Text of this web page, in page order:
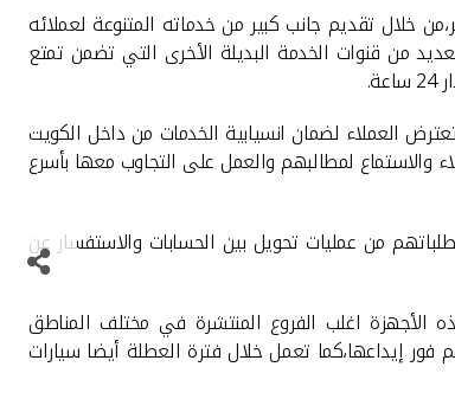
خلال تقديم جانب كبير من خدماته المتنوعة لعملائه
إلى العديد من قنوات الخدمة البديلة الأخرى التي تضمن تمتع
العملاء لضمان انسيابية الخدمات من داخل الكويت
والاستماع لمطالبهم والعمل على التجاوب معها بأسرع
العملاء ومتطلباتهم من عمليات تحويل بين الحسابات والاستفسار عن
اغلب الفروع المنتشرة في مختلف المناطق
فور إيداعها،كما تعمل خلال فترة العطلة أيضا سيارات